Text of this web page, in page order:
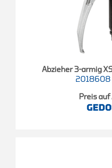
Abzieher 3-armig
2018608
Preis